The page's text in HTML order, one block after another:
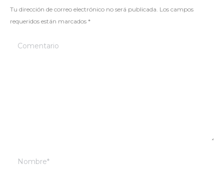
Tu dirección de correo electrónico no será publicada. Los campos
requeridos están marcados *
Comentario
Nombre *